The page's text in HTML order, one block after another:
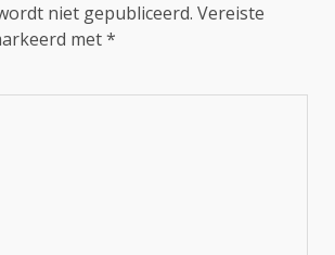
niet gepubliceerd. Vereiste
met*